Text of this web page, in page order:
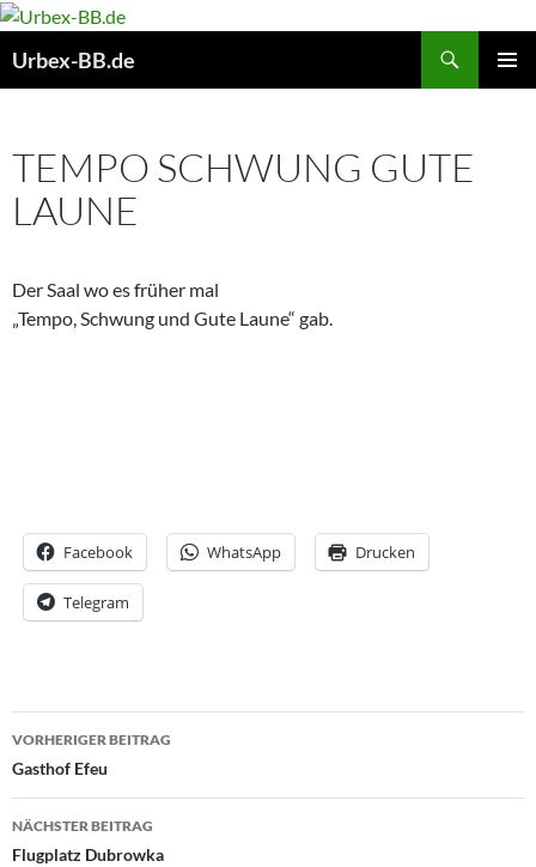
Urbex-BB.de
TEMPO SCHWUNG GUTE
LAUNE
Der Saal wo es früher mal
„Tempo, Schwung und Gute Laune“ gab.
Facebook WhatsApp Drucken
Telegram
Beitrags-
Navigation
VORHERIGER BEITRAG
Gasthof Efeu
NÄCHSTER BEITRAG
Flugplatz Dubrowka